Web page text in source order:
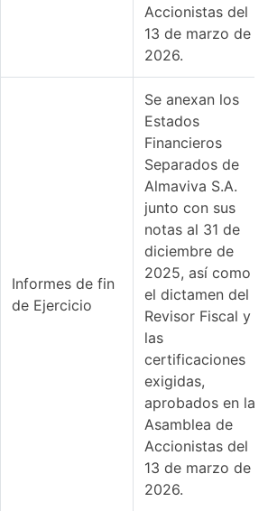
Accionistas del
13 de marzo de
2026.
Informes de fin
de Ejercicio
Se anexan los
Estados
Financieros
Separados de
Almaviva S.A.
junto con sus
notas al 31 de
diciembre de
2025, así como
el dictamen del
Revisor Fiscal y
las
certificaciones
exigidas,
aprobados en la
Asamblea de
Accionistas del
13 de marzo de
2026.